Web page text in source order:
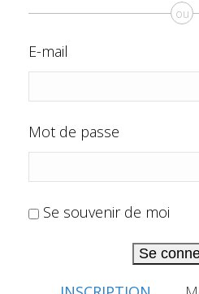
ou
E-mail
Mot de passe
Se souvenir de moi
Se